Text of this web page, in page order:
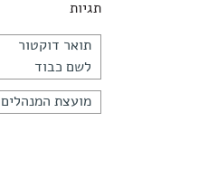
תגיות
תואר דוקטור
לשם כבוד
מועצת המנהלים